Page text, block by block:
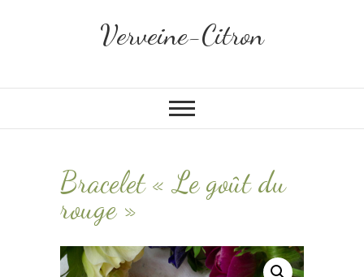
Verveine-Citron
Bracelet « Le goût du
rouge »